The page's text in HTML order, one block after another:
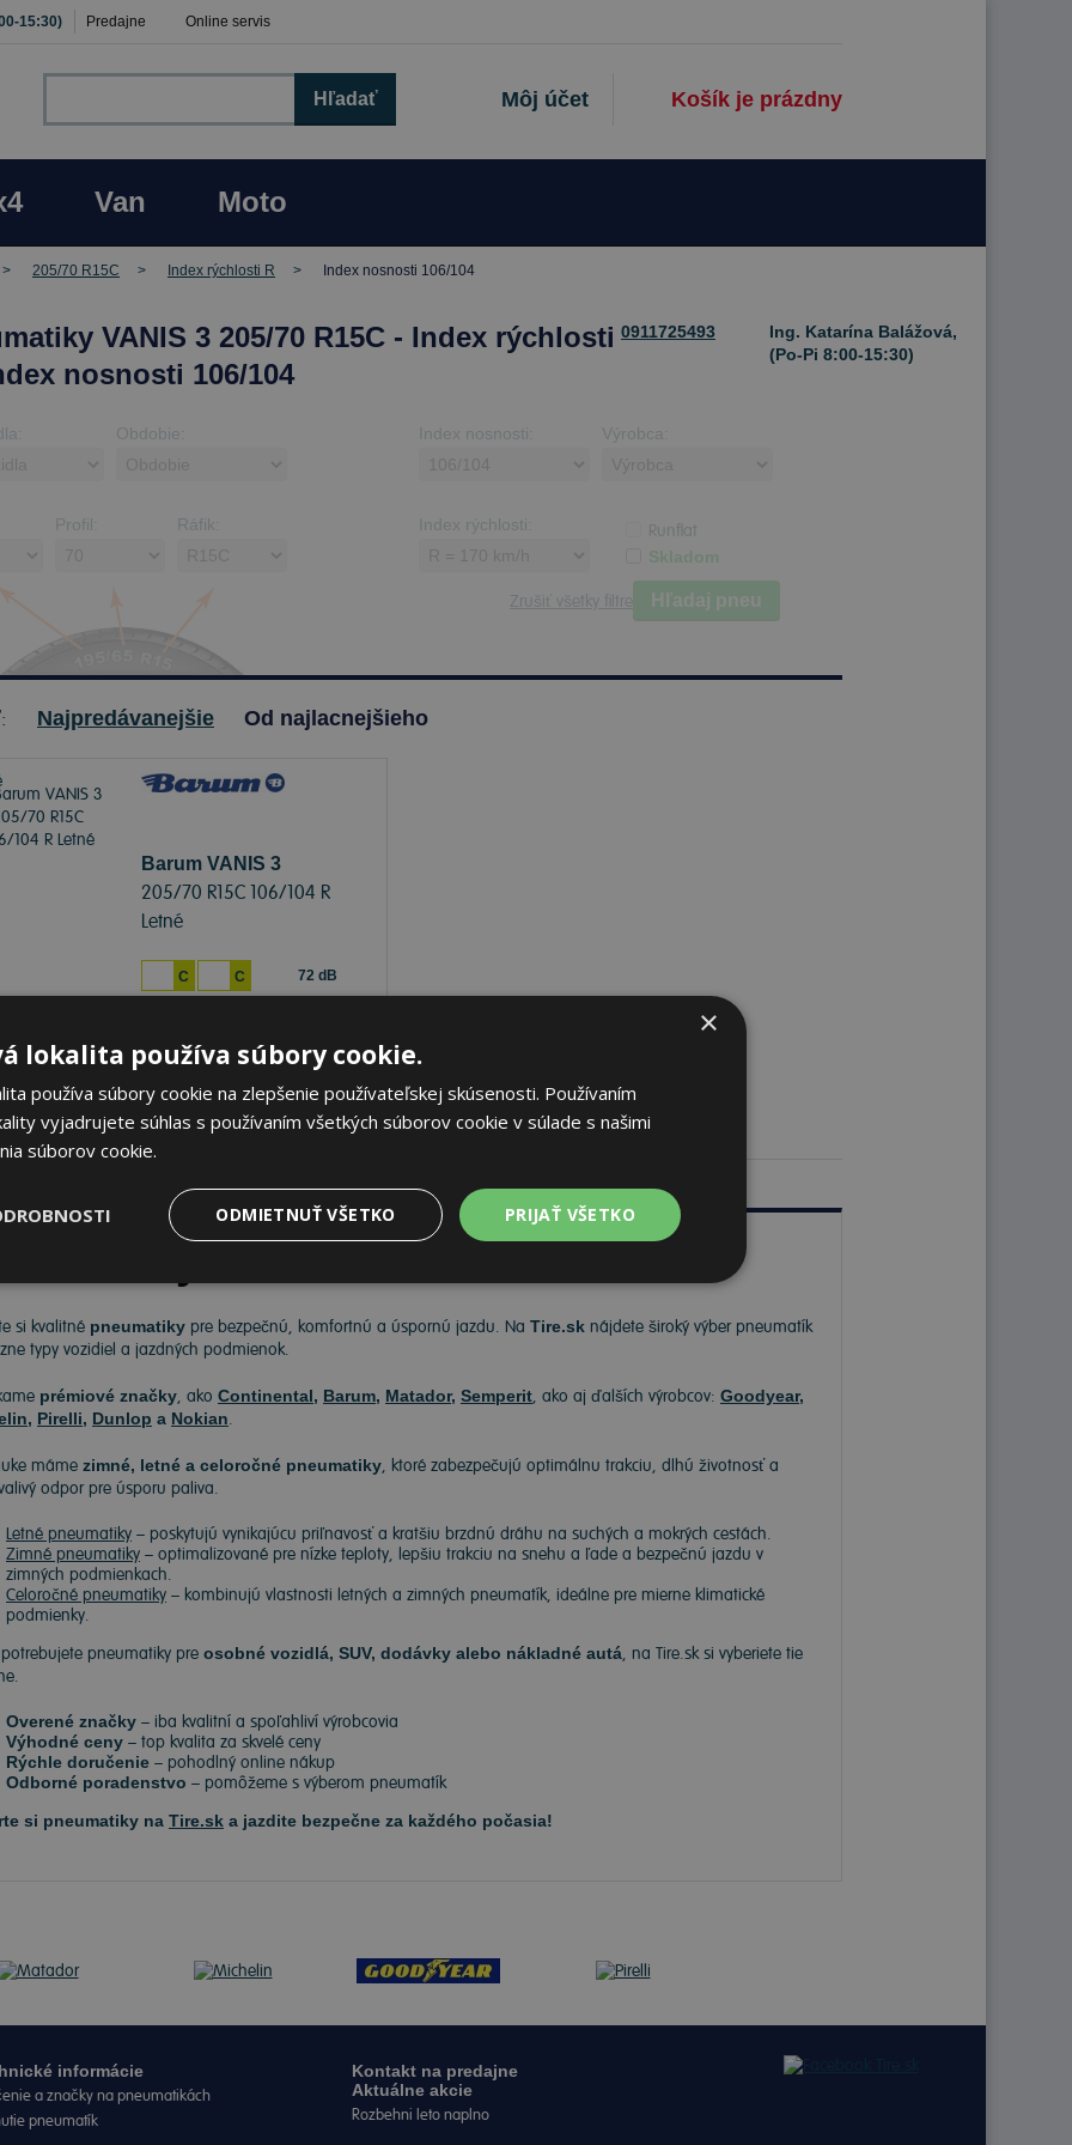
15:30) Predajne Online servis
Košík je prázdny
Môj účet
Hľadať
Van Moto
205/70 R15C Index rýchlosti R Index nosnosti 106/104
VANIS 3 205/70 R15C - Index rýchlosti
nosnosti 106/104
0911725493
Ing. Katarína Balážová,
(Po-Pi 8:00-15:30)
Obdobie: Index nosnosti: Výrobca:
Profil: Ráfik: Index rýchlosti: Runflat
Skladom
Zrušiť všetky filtre Hľadaj pneu
Najpredávanejšie Od najlacnejšieho
Barum VANIS 3
205/70 R15C 106/104 R
Letné
C C 72 dB
na17 pobočkách
€ ks Do košíka
si kvalitné pneumatiky pre bezpečnú, komfortnú a úspornú jazdu. Na Tire.sk nájdete široký výber pneumatík
typy vozidiel a jazdných podmienok.
prémiové značky, ako Continental, Barum, Matador, Semperit, ako aj ďalších výrobcov: Goodyear,
, Pirelli, Dunlop a Nokian.
máme zimné, letné a celoročné pneumatiky, ktoré zabezpečujú optimálnu trakciu, dlhú životnosť a
odpor pre úsporu paliva.
Letné pneumatiky – poskytujú vynikajúcu priľnavosť a kratšiu brzdnú dráhu na suchých a mokrých cestách.
Zimné pneumatiky – optimalizované pre nízke teploty, lepšiu trakciu na snehu a ľade a bezpečnú jazdu v
zimných podmienkach.
Celoročné pneumatiky – kombinujú vlastnosti letných a zimných pneumatík, ideálne pre mierne klimatické
podmienky.
pneumatiky pre osobné vozidlá, SUV, dodávky alebo nákladné autá, na Tire.sk si vyberiete tie
Overené značky – iba kvalitní a spoľahliví výrobcovia
Výhodné ceny – top kvalita za skvelé ceny
Rýchle doručenie – pohodlný online nákup
Odborné poradenstvo – pomôžeme s výberom pneumatík
si pneumatiky na Tire.sk a jazdite bezpečne za každého počasia!
informácie
a značky na pneumatikách
pneumatík
Kontakt na predajne
Aktuálne akcie
Rozbehni leto naplno
×
lokalita používa súbory cookie.
používa súbory cookie na zlepšenie používateľskej skúsenosti. Používaním
vyjadrujete súhlas s používaním všetkých súborov cookie v súlade s našimi
súborov cookie.
PRIJAŤ VŠETKO
ODMIETNUŤ VŠETKO